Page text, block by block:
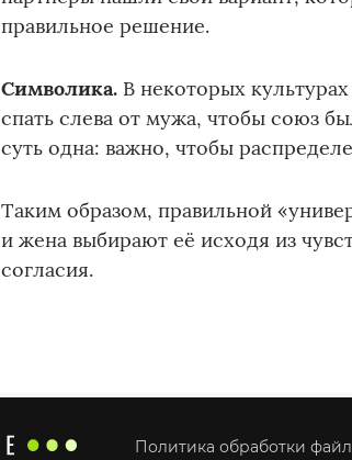
правильное решение.
Символика. В некоторых
спать слева от мужа, чтобы союз
суть одна: важно, чтобы
Таким образом, правильной
и жена выбирают её исходя из
согласия.
Политика обработки